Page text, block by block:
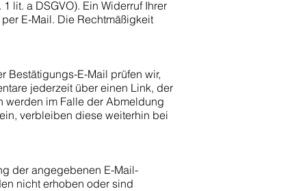
lit. a DSGVO). Ein Widerruf Ihrer
E-Mail. Die Rechtmäßigkeit
Bestätigungs-E-Mail prüfen wir,
jederzeit über einen Link, der
werden im Falle der Abmeldung
verbleiben diese weiterhin bei
der angegebenen E-Mail-
nicht erhoben oder sind